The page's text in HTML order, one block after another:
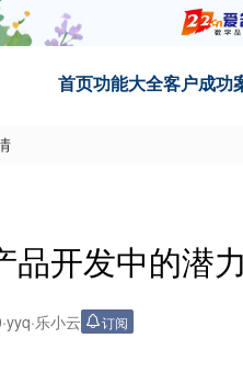
首页功能大全客户成功
品开发中的潜
·yyq·乐小云 订阅